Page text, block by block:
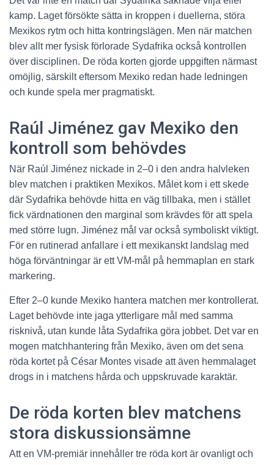
kamp. Laget försökte sätta in kroppen i duellerna, störa
Mexikos rytm och hitta kontringslägen. Men när matchen
blev allt mer fysisk förlorade Sydafrika också kontrollen
över disciplinen. De röda korten gjorde uppgiften närmast
omöjlig, särskilt eftersom Mexiko redan hade ledningen
och kunde spela mer pragmatiskt.
Raúl Jiménez gav Mexiko den
kontroll som behövdes
När Raúl Jiménez nickade in 2–0 i den andra halvleken
blev matchen i praktiken Mexikos. Målet kom i ett skede
där Sydafrika behövde hitta en väg tillbaka, men i stället
fick värdnationen den marginal som krävdes för att spela
med större lugn. Jiménez mål var också symboliskt viktigt.
För en rutinerad anfallare i ett mexikanskt landslag med
höga förväntningar är ett VM-mål på hemmaplan en stark
markering.
Efter 2–0 kunde Mexiko hantera matchen mer kontrollerat.
Laget behövde inte jaga ytterligare mål med samma
risknivå, utan kunde låta Sydafrika göra jobbet. Det var en
mogen matchhantering från Mexiko, även om det sena
röda kortet på César Montes visade att även hemmalaget
drogs in i matchens hårda och uppskruvade karaktär.
De röda korten blev matchens
stora diskussionsämne
Att en VM-premiär innehåller tre röda kort är ovanligt och